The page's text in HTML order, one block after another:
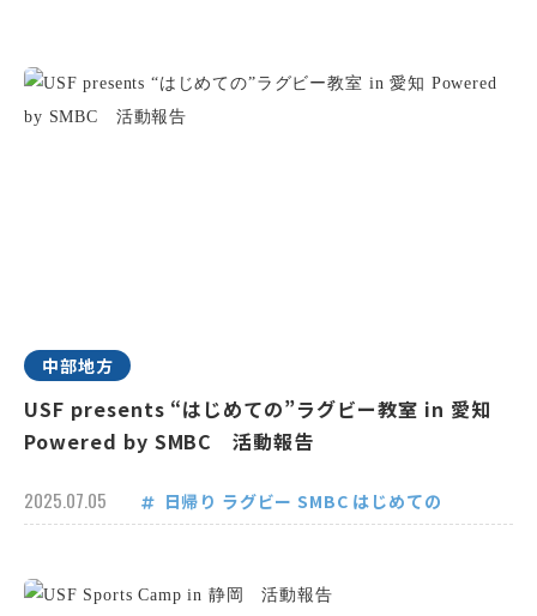
中部地方
USF presents “はじめての”ラグビー教室 in 愛知
Powered by SMBC 活動報告
2025.07.05 日帰り ラグビー SMBC はじめての